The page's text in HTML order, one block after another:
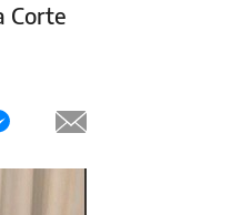
Corte